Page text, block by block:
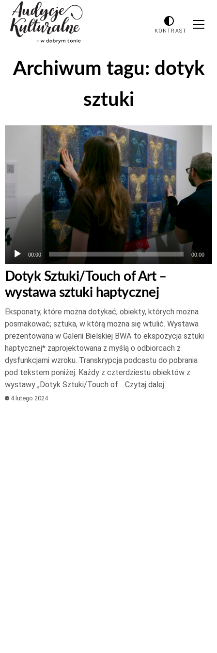
KONTRAST
Archiwum tagu: dotyk
sztuki
Odtwarzacz
dźwiękowych
00:00 00:00
Dotyk Sztuki/Touch of Art –
wystawa sztuki haptycznej
Eksponaty, które można dotykać; obiekty, których można
posmakować; sztuka, w którą można się wtulić. Wystawa
prezentowana w Galerii Bielskiej BWA to ekspozycja sztuki
haptycznej* zaprojektowana z myślą o odbiorcach z
dysfunkcjami wzroku. Transkrypcja podcastu do pobrania
pod tekstem poniżej. Każdy z czterdziestu obiektów z
wystawy „Dotyk Sztuki/Touch of… Czytaj dalej
4 lutego 2024